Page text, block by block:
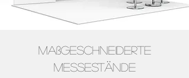
Maßgeschneiderte
Messestände